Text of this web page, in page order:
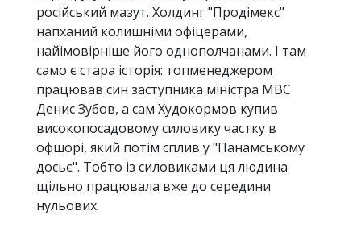
російський мазут. Холдинг "Продімекс"
напханий колишніми офіцерами,
найімовірніше його однополчанами. І там
само є стара історія: топменеджером
працював син заступника міністра МВС
Денис Зубов, а сам Худокормов купив
високопосадовому силовику частку в
офшорі, який потім сплив у "Панамському
досьє". Тобто із силовиками ця людина
щільно працювала вже до середини
нульових.